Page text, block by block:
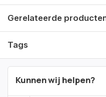
Gerelateerde
Tags
Kunnen wij helpen?